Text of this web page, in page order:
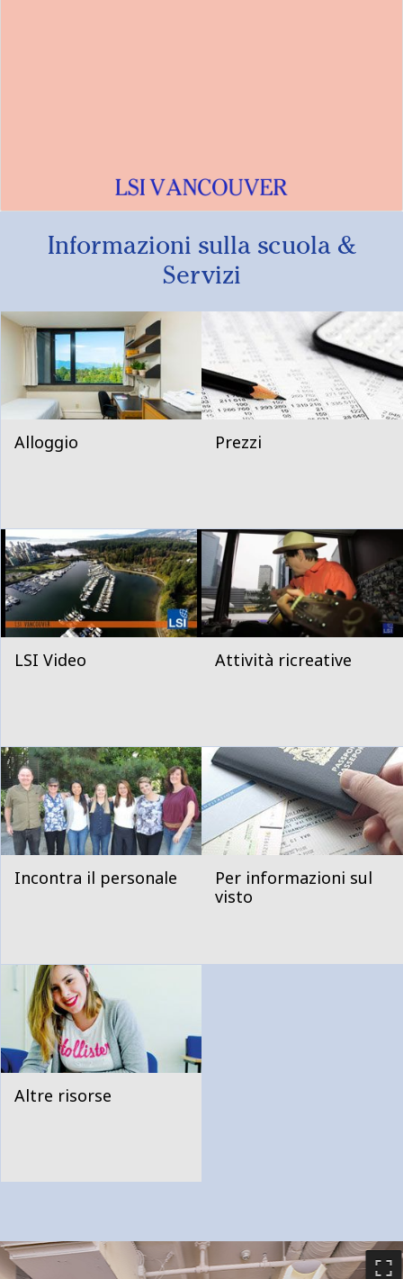
Informazioni sulla scuola &
Servizi
Alloggio Prezzi
LSI Video Attività ricreative
Incontra il personale
Per informazioni sul
visto
Altre risorse